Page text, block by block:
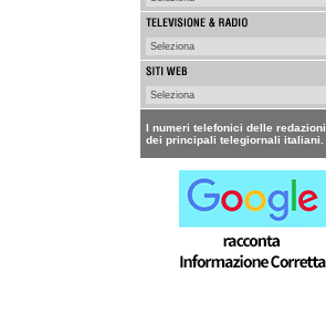
I numeri telefonici delle redazioni
dei principali telegiornali italiani.